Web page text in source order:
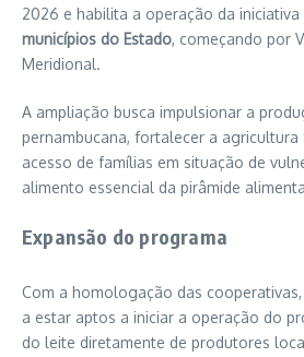
2026 e habilita a operação da iniciativa
municípios do Estado, começando por
Meridional.
A ampliação busca impulsionar a
pernambucana, fortalecer a
acesso de famílias em situação de
alimento essencial da pirâmide
Expansão do programa
Com a homologação das
a estar aptos a iniciar a operação do
do leite diretamente de produtores